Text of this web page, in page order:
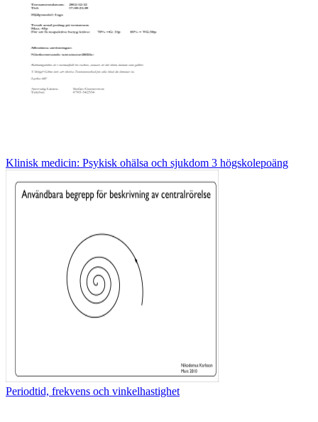
Klinisk medicin: Psykisk ohälsa och sjukdom 3 högskolepoäng
Periodtid, frekvens och vinkelhastighet